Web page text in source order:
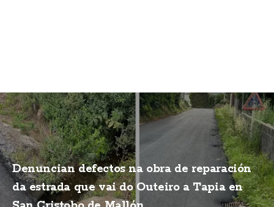
Denuncian defectos na obra de reparación
da estrada que vai do Outeiro a Tapia en